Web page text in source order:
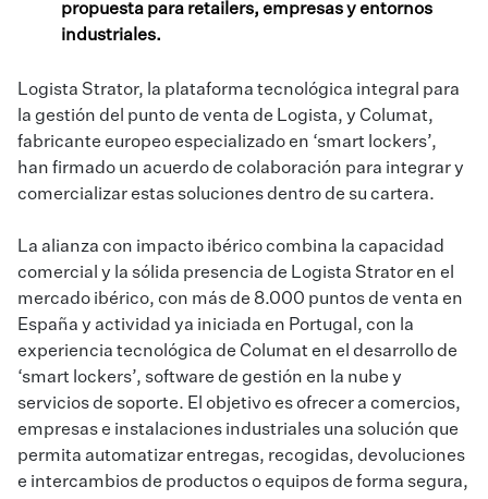
propuesta para retailers, empresas y entornos
industriales.
Logista Strator, la plataforma tecnológica integral para
la gestión del punto de venta de Logista, y Columat,
fabricante europeo especializado en ‘smart lockers’,
han firmado un acuerdo de colaboración para integrar y
comercializar estas soluciones dentro de su cartera.
La alianza con impacto ibérico combina la capacidad
comercial y la sólida presencia de Logista Strator en el
mercado ibérico, con más de 8.000 puntos de venta en
España y actividad ya iniciada en Portugal, con la
experiencia tecnológica de Columat en el desarrollo de
‘smart lockers’, software de gestión en la nube y
servicios de soporte. El objetivo es ofrecer a comercios,
empresas e instalaciones industriales una solución que
permita automatizar entregas, recogidas, devoluciones
e intercambios de productos o equipos de forma segura,